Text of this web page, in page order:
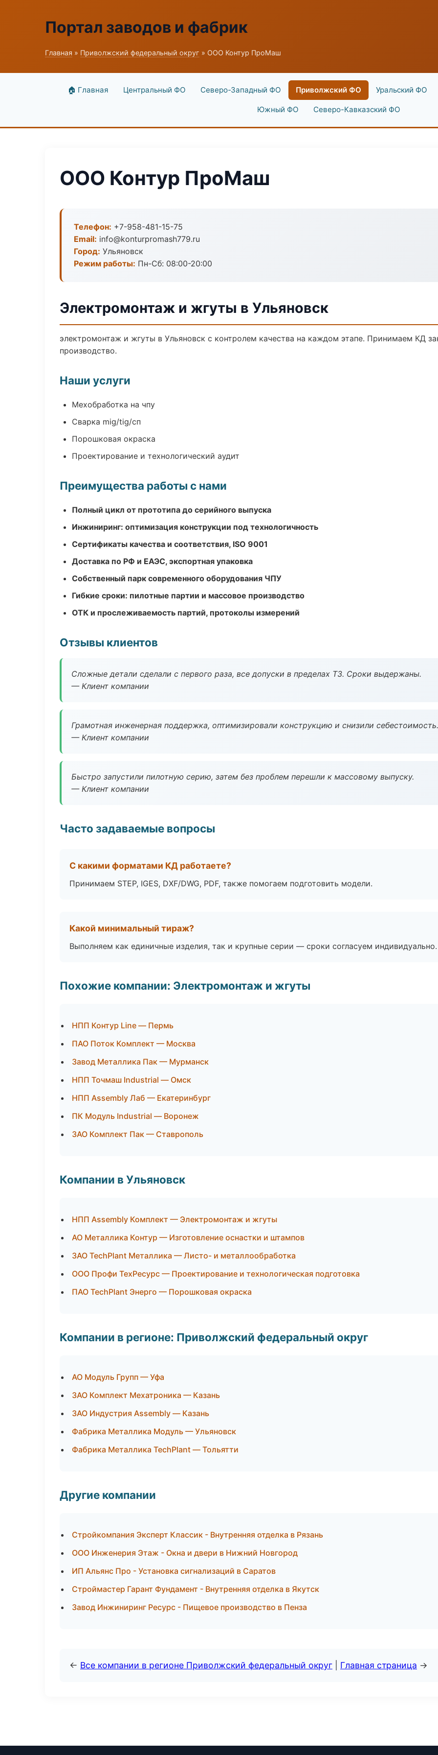
Портал заводов и фабрик
Главная » Приволжский федеральный округ » ООО Контур ПроМаш
🏠 Главная Центральный ФО Северо-Западный ФО Приволжский ФО Уральский ФО
Южный ФО Северо-Кавказский ФО
ООО Контур ПроМаш
Телефон: +7-958-481-15-75
Email: info@konturpromash779.ru
Город: Ульяновск
Режим работы: Пн-Сб: 08:00-20:00
Электромонтаж и жгуты в Ульяновск
электромонтаж и жгуты в Ульяновск с контролем качества на каждом этапе. Принимаем КД
производство.
Наши услуги
Мехобработка на чпу
Сварка mig/tig/сп
Порошковая окраска
Проектирование и технологический аудит
Преимущества работы с нами
Полный цикл от прототипа до серийного выпуска
Инжиниринг: оптимизация конструкции под технологичность
Сертификаты качества и соответствия, ISO 9001
Доставка по РФ и ЕАЭС, экспортная упаковка
Собственный парк современного оборудования ЧПУ
Гибкие сроки: пилотные партии и массовое производство
ОТК и прослеживаемость партий, протоколы измерений
Отзывы клиентов
Сложные детали сделали с первого раза, все допуски в пределах ТЗ. Сроки выдержаны.
— Клиент компании
Грамотная инженерная поддержка, оптимизировали конструкцию и снизили себестоимость.
— Клиент компании
Быстро запустили пилотную серию, затем без проблем перешли к массовому выпуску.
— Клиент компании
Часто задаваемые вопросы
С какими форматами КД работаете?
Принимаем STEP, IGES, DXF/DWG, PDF, также помогаем подготовить модели.
Какой минимальный тираж?
Выполняем как единичные изделия, так и крупные серии — сроки согласуем индивидуально.
Похожие компании: Электромонтаж и жгуты
НПП Контур Line — Пермь
ПАО Поток Комплект — Москва
Завод Металлика Пак — Мурманск
НПП Точмаш Industrial — Омск
НПП Assembly Лаб — Екатеринбург
ПК Модуль Industrial — Воронеж
ЗАО Комплект Пак — Ставрополь
Компании в Ульяновск
НПП Assembly Комплект — Электромонтаж и жгуты
АО Металлика Контур — Изготовление оснастки и штампов
ЗАО TechPlant Металлика — Листо- и металлообработка
ООО Профи ТехРесурс — Проектирование и технологическая подготовка
ПАО TechPlant Энерго — Порошковая окраска
Компании в регионе: Приволжский федеральный округ
АО Модуль Групп — Уфа
ЗАО Комплект Мехатроника — Казань
ЗАО Индустрия Assembly — Казань
Фабрика Металлика Модуль — Ульяновск
Фабрика Металлика TechPlant — Тольятти
Другие компании
Стройкомпания Эксперт Классик - Внутренняя отделка в Рязань
ООО Инженерия Этаж - Окна и двери в Нижний Новгород
ИП Альянс Про - Установка сигнализаций в Саратов
Строймастер Гарант Фундамент - Внутренняя отделка в Якутск
Завод Инжиниринг Ресурс - Пищевое производство в Пенза
← Все компании в регионе Приволжский федеральный округ Главная страница →